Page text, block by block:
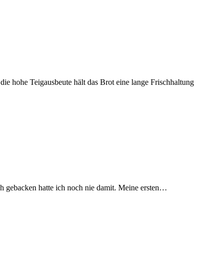
hohe Teigausbeute hält das Brot eine lange Frischhaltung
gebacken hatte ich noch nie damit. Meine ersten…